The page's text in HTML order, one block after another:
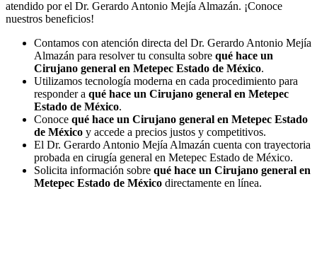
atendido por el Dr. Gerardo Antonio Mejía Almazán. ¡Conoce
nuestros beneficios!
Contamos con atención directa del Dr. Gerardo Antonio Mejía
Almazán para resolver tu consulta sobre qué hace un
Cirujano general en Metepec Estado de México.
Utilizamos tecnología moderna en cada procedimiento para
responder a qué hace un Cirujano general en Metepec
Estado de México.
Conoce qué hace un Cirujano general en Metepec Estado
de México y accede a precios justos y competitivos.
El Dr. Gerardo Antonio Mejía Almazán cuenta con trayectoria
probada en cirugía general en Metepec Estado de México.
Solicita información sobre qué hace un Cirujano general en
Metepec Estado de México directamente en línea.